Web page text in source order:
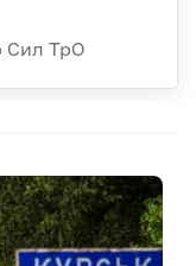
Сил ТрО